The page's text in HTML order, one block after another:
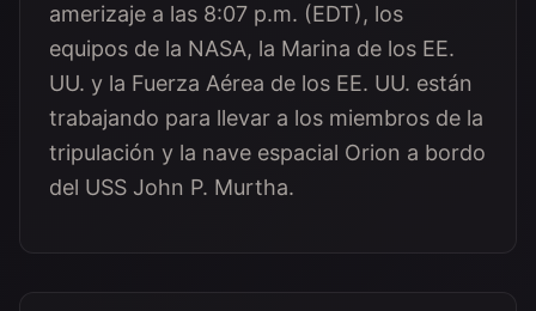
amerizaje a las 8:07 p.m. (EDT), los
equipos de la NASA, la Marina de los EE.
UU. y la Fuerza Aérea de los EE. UU. están
trabajando para llevar a los miembros de la
tripulación y la nave espacial Orion a bordo
del USS John P. Murtha.